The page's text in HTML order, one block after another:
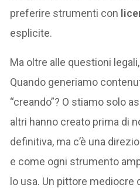
preferire strumenti con
esplicite.
Ma oltre alle questioni
Quando generiamo
“creando”? O stiamo solo
altri hanno creato prima di
definitiva, ma c’è una
e come ogni strumento
lo usa. Un pittore